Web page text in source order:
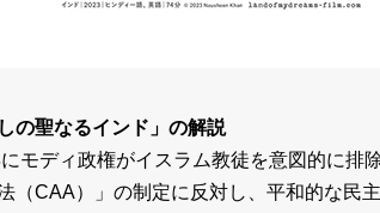
しの聖なるインド」の解説
モディ政権がイスラム教徒を意図的に排
（CAA）」の制定に反対し、平和的な民